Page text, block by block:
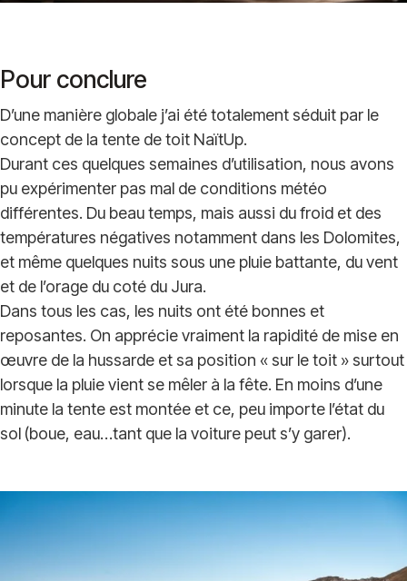
Pour conclure
D’une manière globale j’ai été totalement séduit par le
concept de la tente de toit NaïtUp.
Durant ces quelques semaines d’utilisation, nous avons
pu expérimenter pas mal de conditions météo
différentes. Du beau temps, mais aussi du froid et des
températures négatives notamment dans les Dolomites,
et même quelques nuits sous une pluie battante, du vent
et de l’orage du coté du Jura.
Dans tous les cas, les nuits ont été bonnes et
reposantes. On apprécie vraiment la rapidité de mise en
œuvre de la hussarde et sa position « sur le toit » surtout
lorsque la pluie vient se mêler à la fête. En moins d’une
minute la tente est montée et ce, peu importe l’état du
sol (boue, eau…tant que la voiture peut s’y garer).